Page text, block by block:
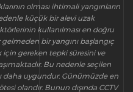
olması ihtimali yangınların
küçük bir alevi uzak
kullanılması en doğru
bir yangını başlangıç
için gereken tepki süresini ve
Bu nedenle seçilen
daha uygundur. Günümüzde en
olandır. Bunun dışında CCTV